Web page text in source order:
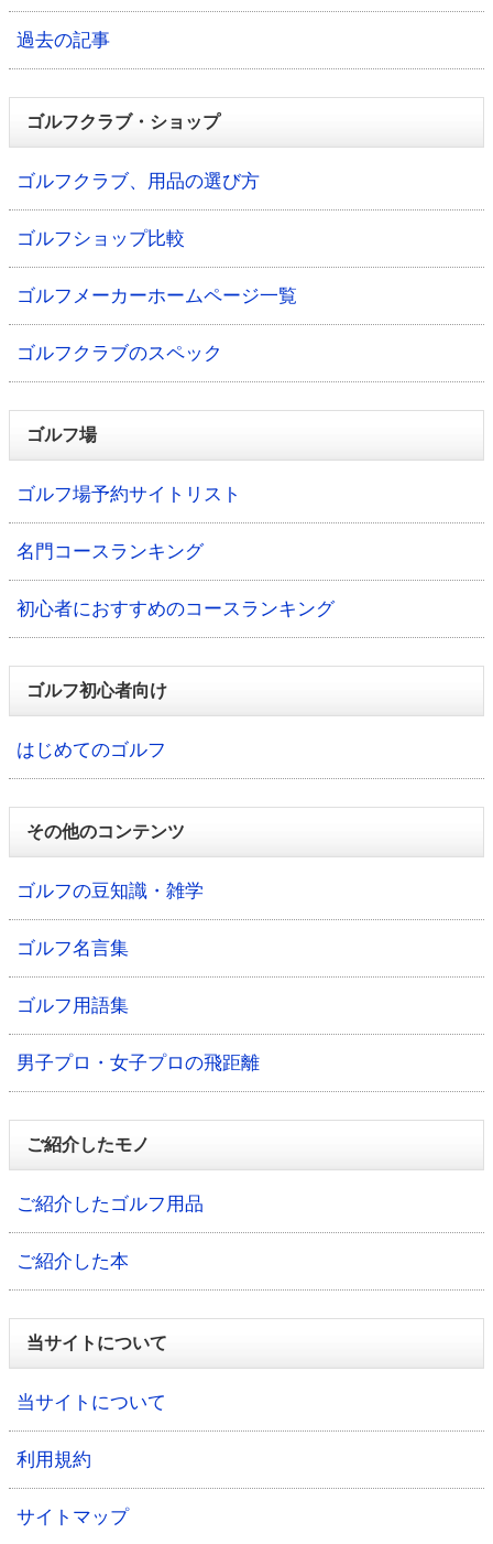
過去の記事
ゴルフクラブ・ショップ
ゴルフクラブ、用品の選び方
ゴルフショップ比較
ゴルフメーカーホームページ一覧
ゴルフクラブのスペック
ゴルフ場
ゴルフ場予約サイトリスト
名門コースランキング
初心者におすすめのコースランキング
ゴルフ初心者向け
はじめてのゴルフ
その他のコンテンツ
ゴルフの豆知識・雑学
ゴルフ名言集
ゴルフ用語集
男子プロ・女子プロの飛距離
ご紹介したモノ
ご紹介したゴルフ用品
ご紹介した本
当サイトについて
当サイトについて
利用規約
サイトマップ